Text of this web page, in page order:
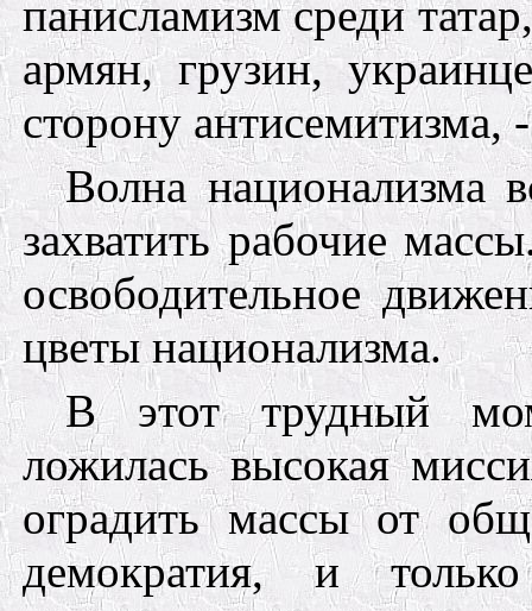
панисламизм среди
армян, грузин,
сторону антисемитизма,
Волна национализма
захватить рабочие
освободительное
цветы национализма.
В этот трудный
ложилась высокая
оградить массы от
демократия, и